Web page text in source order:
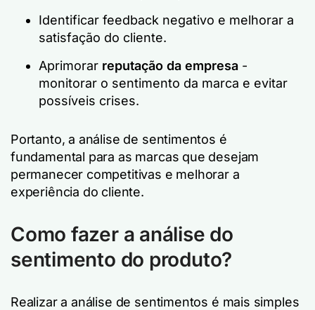
Identificar feedback negativo e melhorar a
satisfação do cliente.
Aprimorar reputação da empresa -
monitorar o sentimento da marca e evitar
possíveis crises.
Portanto, a análise de sentimentos é
fundamental para as marcas que desejam
permanecer competitivas e melhorar a
experiência do cliente.
Como fazer a análise do
sentimento do produto?
Realizar a análise de sentimentos é mais simples